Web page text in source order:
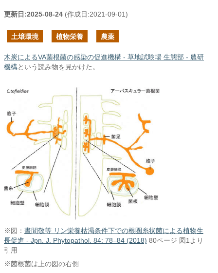
更新日:2025-08-24 (作成日:2021-09-01)
土壌環境 植物栄養 農薬
木炭によるVA菌根菌の感染の促進機構 - 草地試験場 生態部 - 農研
機構という読み物を見かけた。
※図： 晝間敬等 リン栄養枯渇条件下での根圏糸状菌による植物生
長促進 - Jpn. J. Phytopathol. 84: 78–84 (2018) 80ページ 図1より
引用
※菌根菌は上の図の右側